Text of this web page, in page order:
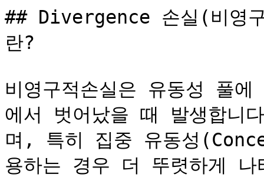
## Divergence 손실(비영
란?
비영구적손실은 유동성 풀
에서 벗어났을 때 발생합니
며, 특히 집중 유동성
용하는 경우 더 뚜렷하게